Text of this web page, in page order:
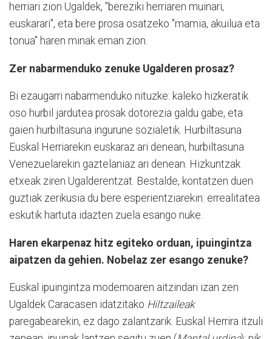
herriari zion Ugaldek, "bereziki herriaren muinari,
euskarari", eta bere prosa osatzeko "mamia, akuilua eta
tonua" haren minak eman zion.
Zer nabarmenduko zenuke Ugalderen prosaz?
Bi ezaugarri nabarmenduko nituzke: kaleko hizkeratik
oso hurbil jardutea prosak dotorezia galdu gabe, eta
gaien hurbiltasuna ingurune sozialetik. Hurbiltasuna
Euskal Herriarekin euskaraz ari denean, hurbiltasuna
Venezuelarekin gaztelaniaz ari denean. Hizkuntzak
etxeak ziren Ugalderentzat. Bestalde, kontatzen duen
guztiak zerikusia du bere esperientziarekin: errealitatea
eskutik hartuta idazten zuela esango nuke.
Haren ekarpenaz hitz egiteko orduan, ipuingintza
aipatzen da gehien. Nobelaz zer esango zenuke?
Euskal ipuingintza modernoaren aitzindari izan zen
Ugaldek Caracasen idatzitako Hiltzaileak
paregabearekin, ez dago zalantzarik. Euskal Herrira itzuli